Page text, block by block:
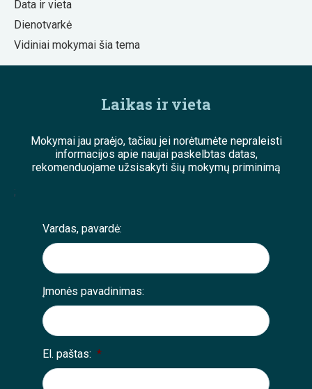
Data ir vieta
Dienotvarkė
Vidiniai mokymai šia tema
Laikas ir vieta
Mokymai jau praėjo, tačiau jei norėtumėte nepraleisti
informacijos apie naujai paskelbtas datas,
rekomenduojame užsisakyti šių mokymų priminimą
;
Vardas, pavardė:
Įmonės pavadinimas:
El. paštas: *